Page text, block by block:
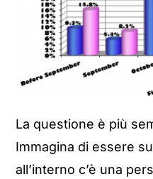
La questione è più
Immagina di essere
all’interno c’è una